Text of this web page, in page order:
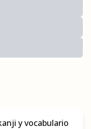
y vocabulario